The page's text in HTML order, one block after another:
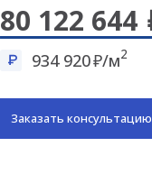
80 122 644
934 920 /м2
Заказать консультацию